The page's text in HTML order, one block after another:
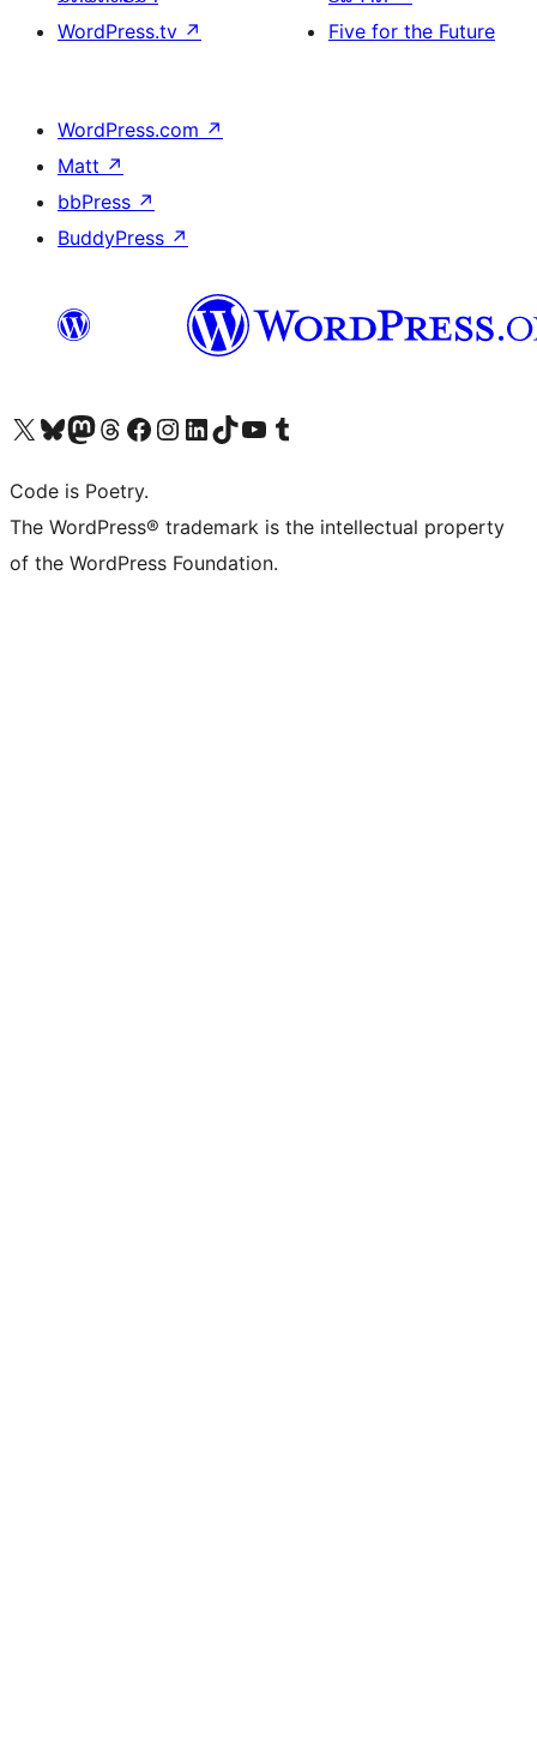
WordPress.tv ↗
Five for the Future
WordPress.com ↗
Matt ↗
bbPress ↗
BuddyPress ↗
ຢ້ຽມຊົມບັນຊີ X (ຊື່ເກົ່າ Twitter) ຂອງພວກເຮົາຢ້ຽມຊົມບັນຊີ Bluesky ຂອງພວກເຮົາຢ້ຽມຊົມບັນຊີ Mastodon ຂອງພວກເຮົາຢ້ຽມຊົມບັນຊີ Threads ຂອງພວກເຮົາຢ້ຽມຊົມໜ້າ Facebook ຂອງພວກເຮົາຢ້ຽມຊົມບັນຊີ Instagram ຂອງພວກເຮົາຢ້ຽມຊົມບັນຊີ LinkedIn ຂອງພວກເຮົາຢ້ຽມຊົມບັນຊີ TikTok ຂອງພວກເຮົາຢ້ຽມຊົມຊ່ອງ YouTube ຂອງພວກເຮົາຢ້ຽມຊົມບັນຊີ Tumblr ຂອງພວກເຮົາ
Code is Poetry.
The WordPress® trademark is the intellectual property
of the WordPress Foundation.